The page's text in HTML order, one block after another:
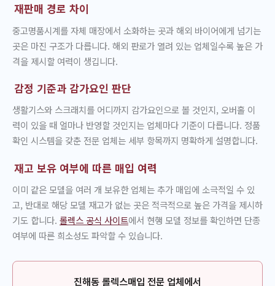
재판매 경로 차이
중고명품시계를 자체 매장에서 소화하는 곳과 해외 바이어에게 넘기는
곳은 마진 구조가 다릅니다. 해외 판로가 열려 있는 업체일수록 높은 가
격을 제시할 여력이 생깁니다.
감정 기준과 감가요인 판단
생활기스와 스크래치를 어디까지 감가요인으로 볼 것인지, 오버홀 이
력이 있을 때 얼마나 반영할 것인지는 업체마다 기준이 다릅니다. 정품
확인 시스템을 갖춘 전문 업체는 세부 항목까지 명확하게 설명합니다.
재고 보유 여부에 따른 매입 여력
이미 같은 모델을 여러 개 보유한 업체는 추가 매입에 소극적일 수 있
고, 반대로 해당 모델 재고가 없는 곳은 적극적으로 높은 가격을 제시하
기도 합니다. 롤렉스 공식 사이트에서 현행 모델 정보를 확인하면 단종
여부에 따른 희소성도 파악할 수 있습니다.
진해동 롤렉스매입 전문 업체에서